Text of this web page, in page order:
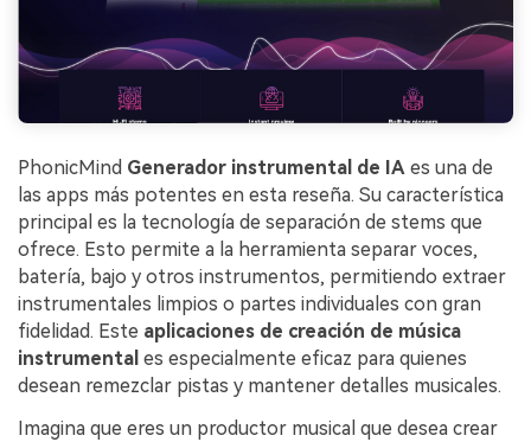
PhonicMind Generador instrumental de IA es una de
las apps más potentes en esta reseña. Su característica
principal es la tecnología de separación de stems que
ofrece. Esto permite a la herramienta separar voces,
batería, bajo y otros instrumentos, permitiendo extraer
instrumentales limpios o partes individuales con gran
fidelidad. Este aplicaciones de creación de música
instrumental es especialmente eficaz para quienes
desean remezclar pistas y mantener detalles musicales.
Imagina que eres un productor musical que desea crear